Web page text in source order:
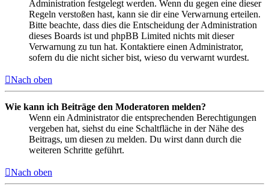
Administration festgelegt werden. Wenn du gegen eine dieser
Regeln verstoßen hast, kann sie dir eine Verwarnung erteilen.
Bitte beachte, dass dies die Entscheidung der Administration
dieses Boards ist und phpBB Limited nichts mit dieser
Verwarnung zu tun hat. Kontaktiere einen Administrator,
sofern du die nicht sicher bist, wieso du verwarnt wurdest.
Nach oben
Wie kann ich Beiträge den Moderatoren melden?
Wenn ein Administrator die entsprechenden Berechtigungen
vergeben hat, siehst du eine Schaltfläche in der Nähe des
Beitrags, um diesen zu melden. Du wirst dann durch die
weiteren Schritte geführt.
Nach oben